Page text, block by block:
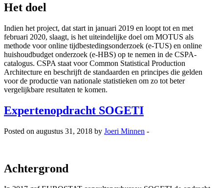
Het doel
Indien het project, dat start in januari 2019 en loopt tot en met
februari 2020, slaagt, is het uiteindelijke doel om MOTUS als
methode voor online tijdbestedingsonderzoek (e-TUS) en online
huishoudbudget onderzoek (e-HBS) op te nemen in de CSPA-
catalogus. CSPA staat voor Common Statistical Production
Architecture en beschrijft de standaarden en principes die gelden
voor de productie van nationale statistieken om zo tot beter
vergelijkbare resultaten te komen.
Expertenopdracht SOGETI
Posted on augustus 31, 2018 by Joeri Minnen -
Achtergrond